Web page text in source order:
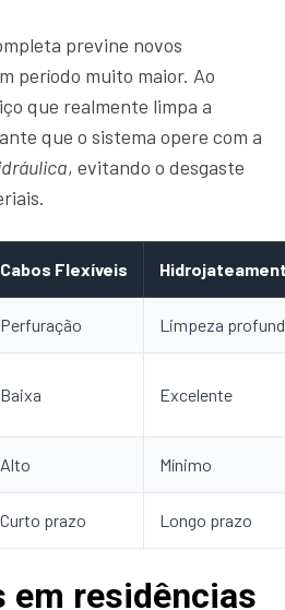
previne novos
período muito maior. Ao
que realmente limpa a
que o sistema opere com a
, evitando o desgaste
Cabos Flexíveis
Perfuração Limpeza
Baixa Excelente
Alto Mínimo
Curto prazo Longo prazo
em residências